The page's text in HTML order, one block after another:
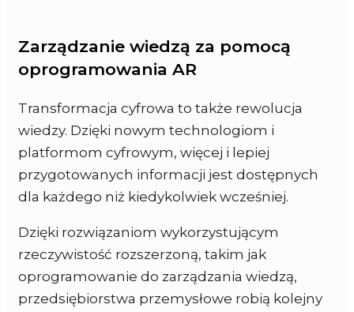
Zarządzanie wiedzą za pomocą
oprogramowania AR
Transformacja cyfrowa to także rewolucja
wiedzy. Dzięki nowym technologiom i
platformom cyfrowym, więcej i lepiej
przygotowanych informacji jest dostępnych
dla każdego niż kiedykolwiek wcześniej.
Dzięki rozwiązaniom wykorzystującym
rzeczywistość rozszerzoną, takim jak
oprogramowanie do zarządzania wiedzą,
przedsiębiorstwa przemysłowe robią kolejny